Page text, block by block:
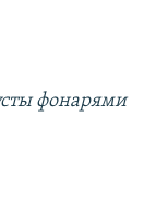
фонарями